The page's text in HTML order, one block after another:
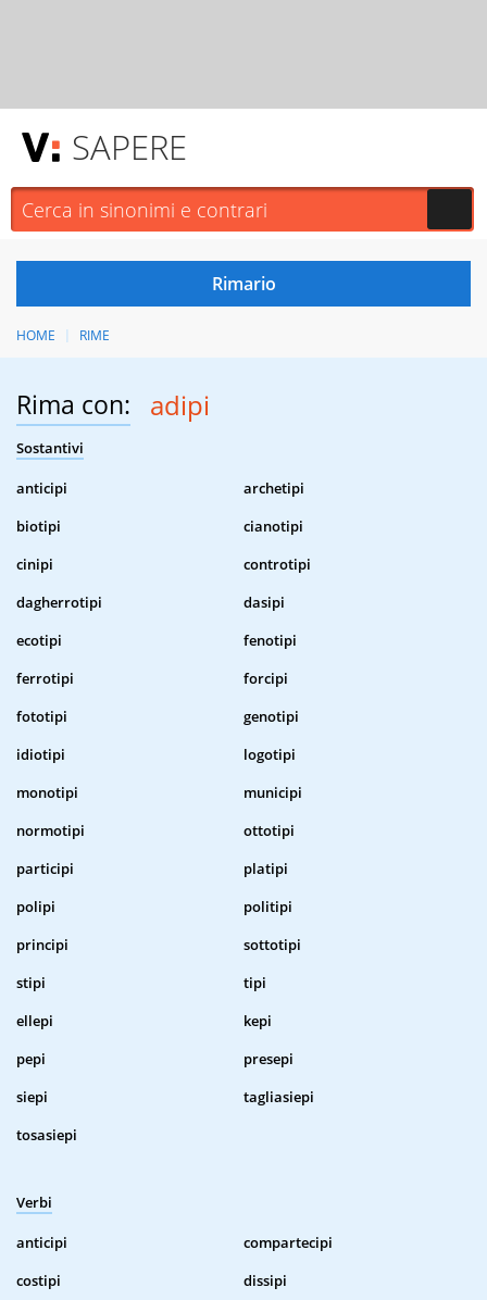
SAPERE
HOME RIME
Rima con: adipi
Sostantivi
anticipi
archetipi
biotipi
cianotipi
cinipi
controtipi
dagherrotipi
dasipi
ecotipi
fenotipi
ferrotipi
forcipi
fototipi
genotipi
idiotipi
logotipi
monotipi
municipi
normotipi
ottotipi
participi
platipi
polipi
politipi
principi
sottotipi
stipi
tipi
ellepi
kepi
pepi
presepi
siepi
tagliasiepi
tosasiepi
Verbi
anticipi
compartecipi
costipi
dissipi